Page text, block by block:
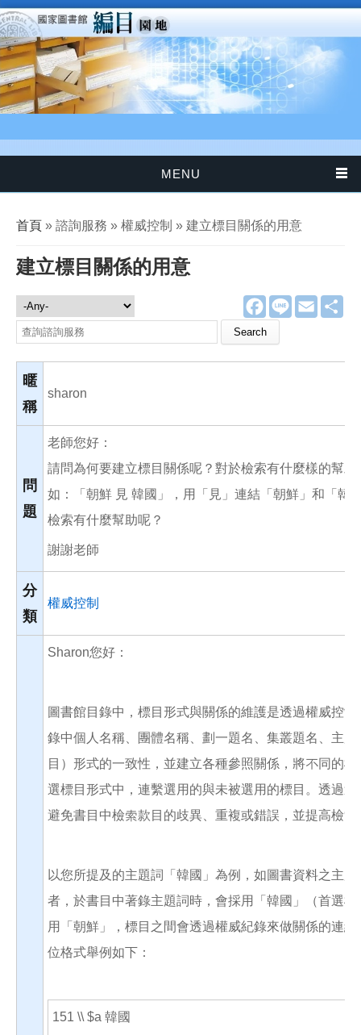
移至主內容
MENU
您在這裡
首頁 » 諮詢服務 » 權威控制 » 建立標目關係的用意
建立標目關係的用意
F
a
e
o
L
E
m
諮詢服務
Search this site
暱
稱
sharon
問
題
老師您好：
請問為何要建立標目關係呢？對於檢索有什麼樣的幫助
如：「朝鮮 見 韓國」，用「見」連結「朝鮮」和「韓
檢索有什麼幫助呢？
謝謝老師
分
類
權威控制
Sharon您好：
圖書館目錄中，標目形式與關係的維護是透過權威控
錄中個人名稱、團體名稱、劃一題名、集叢題名、主
目）形式的一致性，並建立各種參照關係，將不同的
選標目形式中，連繫選用的與未被選用的標目。透過
避免書目中檢索款目的歧異、重複或錯誤，並提高檢索
以您所提及的主題詞「韓國」為例，如圖書資料之主
者，於書目中著錄主題詞時，會採用「韓國」（首選
用「朝鮮」，標目之間會透過權威紀錄來做關係的連
位格式舉例如下：
151 \\ $a 韓國